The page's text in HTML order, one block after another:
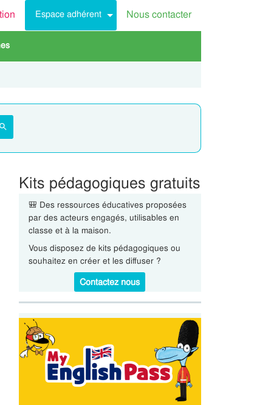
Espace adhérent Nous contacter
Kits pédagogiques gratuits
🎒 Des ressources éducatives proposées
par des acteurs engagés, utilisables en
classe et à la maison.
Vous disposez de kits pédagogiques ou
souhaitez en créer et les diffuser ?
Contactez nous